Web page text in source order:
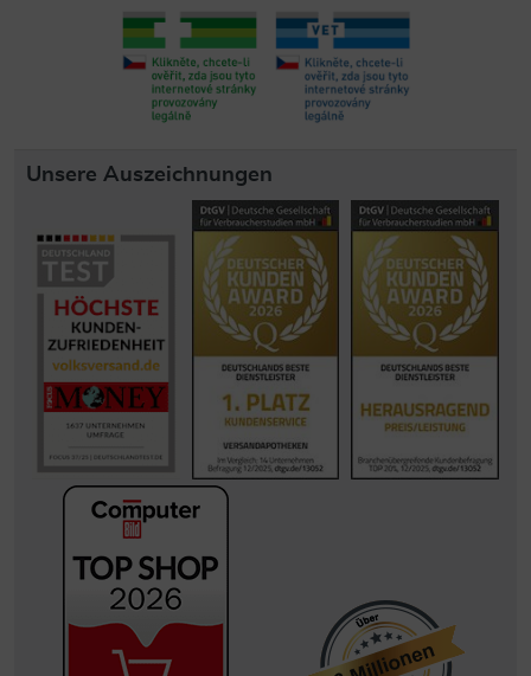
Unsere Auszeichnungen